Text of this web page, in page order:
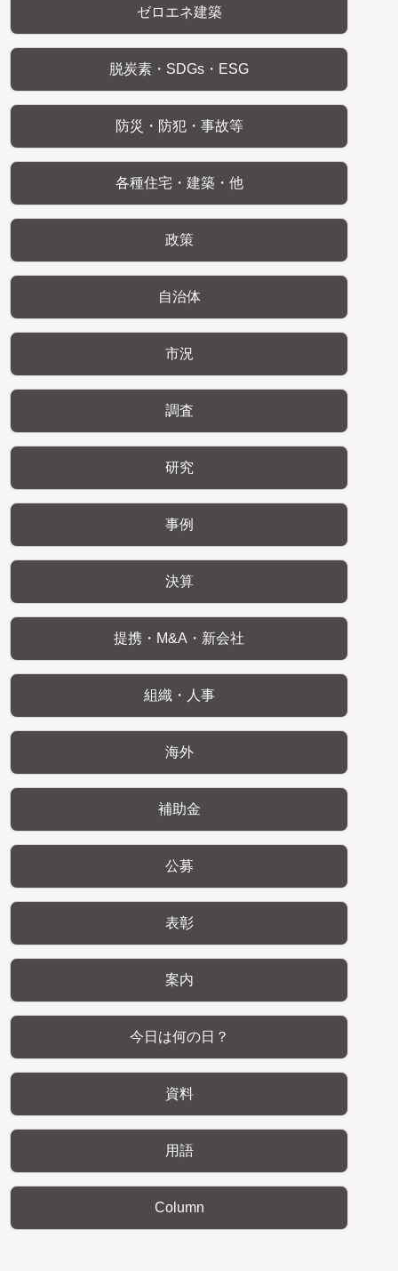
ゼロエネ建築
脱炭素・SDGs・ESG
防災・防犯・事故等
各種住宅・建築・他
政策
自治体
市況
調査
研究
事例
決算
提携・M&A・新会社
組織・人事
海外
補助金
公募
表彰
案内
今日は何の日？
資料
用語
Column